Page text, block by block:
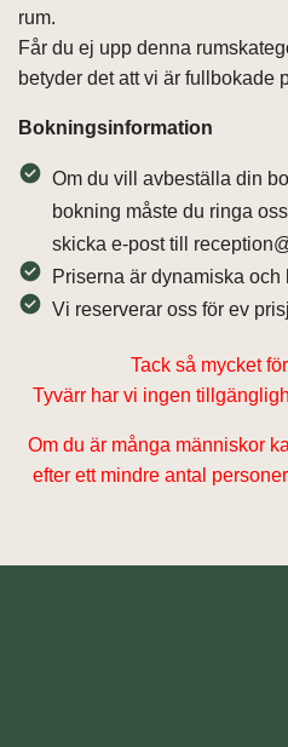
rum.
Får du ej upp denna
betyder det att vi är fullbokade
Bokningsinformation
Om du vill avbeställa din
bokning måste du ringa
skicka e-post till
Priserna är dynamiska och
Vi reserverar oss för ev
Tack så mycket
Tyvärr har vi ingen
Om du är många människor
efter ett mindre antal